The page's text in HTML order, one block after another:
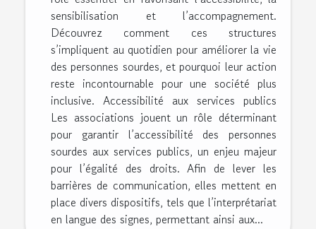
sensibilisation et l’accompagnement.
Découvrez comment ces structures
s’impliquent au quotidien pour améliorer la vie
des personnes sourdes, et pourquoi leur action
reste incontournable pour une société plus
inclusive. Accessibilité aux services publics
Les associations jouent un rôle déterminant
pour garantir l’accessibilité des personnes
sourdes aux services publics, un enjeu majeur
pour l’égalité des droits. Afin de lever les
barrières de communication, elles mettent en
place divers dispositifs, tels que l’interprétariat
en langue des signes, permettant ainsi aux...